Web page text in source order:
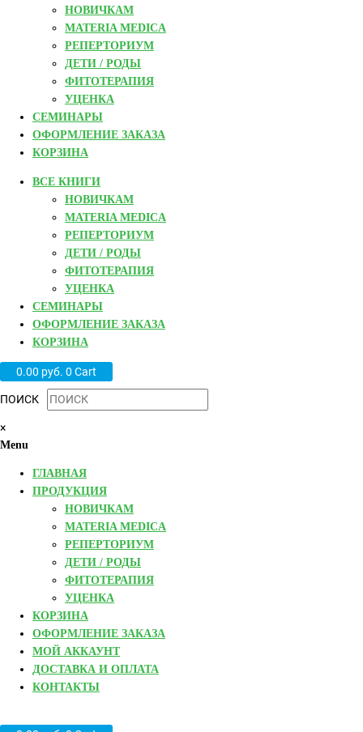
НОВИЧКАМ
MATERIA MEDICA
РЕПЕРТОРИУМ
ДЕТИ / РОДЫ
ФИТОТЕРАПИЯ
УЦЕНКА
СЕМИНАРЫ
ОФОРМЛЕНИЕ ЗАКАЗА
КОРЗИНА
ВСЕ КНИГИ
НОВИЧКАМ
MATERIA MEDICA
РЕПЕРТОРИУМ
ДЕТИ / РОДЫ
ФИТОТЕРАПИЯ
УЦЕНКА
СЕМИНАРЫ
ОФОРМЛЕНИЕ ЗАКАЗА
КОРЗИНА
0.00 руб. 0 Cart
ПОИСК
×
Menu
ГЛАВНАЯ
ПРОДУКЦИЯ
НОВИЧКАМ
MATERIA MEDICA
РЕПЕРТОРИУМ
ДЕТИ / РОДЫ
ФИТОТЕРАПИЯ
УЦЕНКА
КОРЗИНА
ОФОРМЛЕНИЕ ЗАКАЗА
МОЙ АККАУНТ
ДОСТАВКА И ОПЛАТА
КОНТАКТЫ